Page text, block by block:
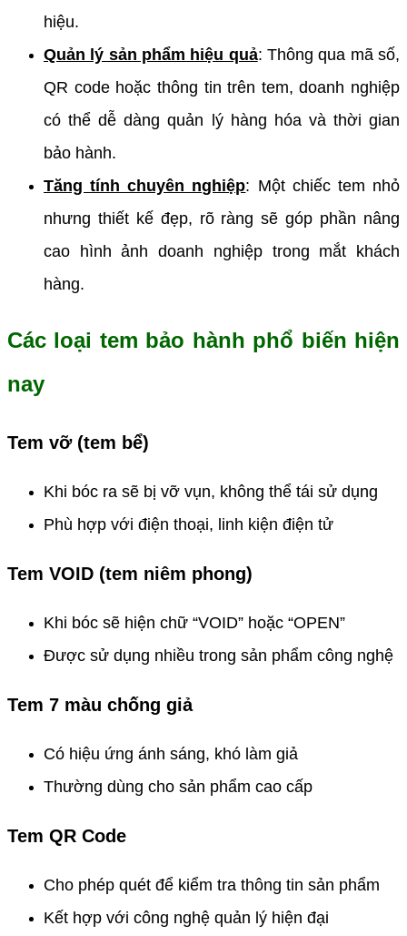
hiệu.
Quản lý sản phẩm hiệu quả:Thông qua mã số,
QR code hoặc thông tin trên tem, doanh nghiệp
có thể dễ dàng quản lý hàng hóa và thời gian
bảo hành.
Tăng tính chuyên nghiệp: Một chiếc tem nhỏ
nhưng thiết kế đẹp, rõ ràng sẽ góp phần nâng
cao hình ảnh doanh nghiệp trong mắt khách
hàng.
Các loại tem bảo hành phổ biến hiện
nay
Tem vỡ (tem bể)
Khi bóc ra sẽ bị vỡ vụn, không thể tái sử dụng
Phù hợp với điện thoại, linh kiện điện tử
Tem VOID (tem niêm phong)
Khi bóc sẽ hiện chữ “VOID” hoặc “OPEN”
Được sử dụng nhiều trong sản phẩm công nghệ
Tem 7 màu chống giả
Có hiệu ứng ánh sáng, khó làm giả
Thường dùng cho sản phẩm cao cấp
Tem QR Code
Cho phép quét để kiểm tra thông tin sản phẩm
Kết hợp với công nghệ quản lý hiện đại